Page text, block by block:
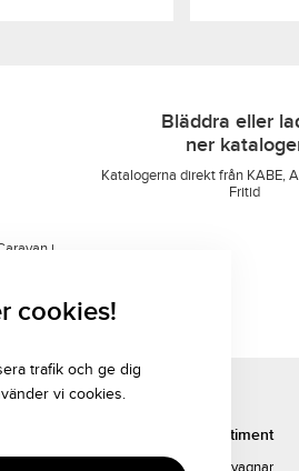
i
Bläddra eller
ner
Katalogerna direkt från KABE,
Fritid
Sortiment
cookies!
trafik och ge dig
vi cookies.